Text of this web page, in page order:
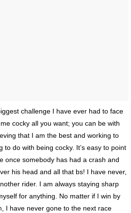
challenge I have ever had to face
cocky all you want; you can be with
that I am the best and working to
to do with being cocky. It’s easy to point
once somebody has had a crash and
his head and all that bs! I have never,
rider. I am always staying sharp
for anything. No matter if I win by
I have never gone to the next race